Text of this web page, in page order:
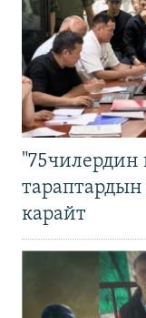
карайт